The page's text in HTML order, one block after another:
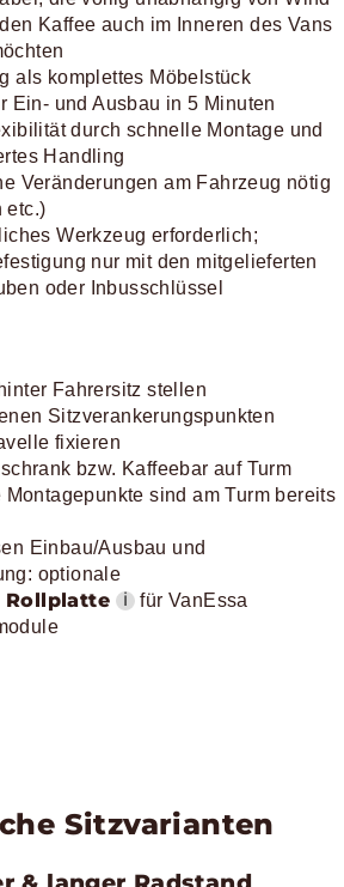
Kaffee auch im Inneren des Vans
als komplettes Möbelstück
Ein- und Ausbau in 5 Minuten
durch schnelle Montage und
Handling
Veränderungen am Fahrzeug nötig
etc.)
Werkzeug erforderlich;
nur mit den mitgelieferten
oder Inbusschlüssel
Fahrersitz stellen
Sitzverankerungspunkten
fixieren
bzw. Kaffeebar auf Turm
sind am Turm bereits
Einbau/Ausbau und
optionale
Rollplatte ℹ
für VanEssa
Sitzvarianten